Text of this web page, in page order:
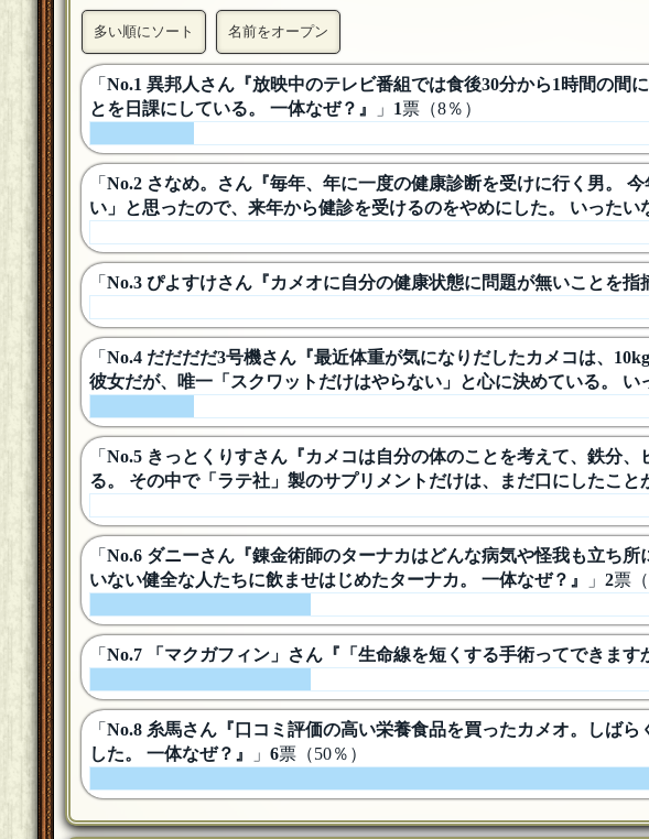
多い順にソート 名前をオープン
「 No.1 異邦人さん『放映中のテレビ番組では食後30分から1時間の間
とを日課にしている。 一体なぜ？』
」 1票（8％）
「 No.2 さなめ。さん『毎年、年に一度の健康診断を受けに行く男。
い」と思ったので、来年から健診を受けるのをやめにした。 いったい
「 No.3 ぴよすけさん『カメオに自分の健康状態に問題が無いことを指
「 No.4 だだだだ3号機さん『最近体重が気になりだしたカメコは、
彼女だが、唯一「スクワットだけはやらない」と心に決めている。 い
「 No.5 きっとくりすさん『カメコは自分の体のことを考えて、鉄分
る。 その中で「ラテ社」製のサプリメントだけは、まだ口にしたこと
「 No.6 ダニーさん『錬金術師のターナカはどんな病気や怪我も立ち
いない健全な人たちに飲ませはじめたターナカ。 一体なぜ？』
」 2票（
「 No.7 「マクガフィン」さん『「生命線を短くする手術ってできます
「 No.8 糸馬さん『口コミ評価の高い栄養食品を買ったカメオ。しば
した。 一体なぜ？』
」 6票（50％）